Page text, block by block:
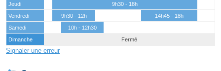
Jeudi
9h30 - 18h
Vendredi
9h30 - 12h
14h45 - 18h
Samedi
10h - 12h30
Dimanche
Fermé
Signaler une erreur